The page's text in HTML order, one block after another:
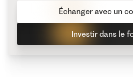
Investir dans le
Échanger avec un